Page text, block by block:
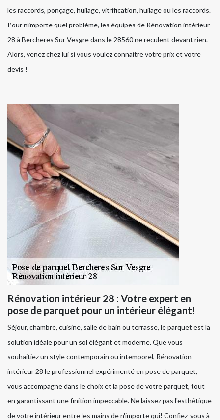
les raccords, ponçage, huilage, vitrification, huilage ou les raccords.
Pour n’importe quel problème, les équipes de Rénovation intérieur
28 à Bercheres Sur Vesgre dans le 28560 ne reculent devant rien.
Alors, venez chez lui si vous voulez connaitre votre prix et votre
devis !
Rénovation intérieur 28 : Votre expert en
pose de parquet pour un intérieur élégant!
Séjour, chambre, cuisine, salle de bain ou terrasse, le parquet est la
solution idéale pour un sol élégant et moderne. Que vous
souhaitiez un style contemporain ou intemporel, Rénovation
intérieur 28 le professionnel expérimenté en pose de parquet,
vous accompagne dans le choix et la pose de votre parquet, tout
en garantissant une finition impeccable. Ne laissez pas l'esthétique
de votre intérieur entre les mains de n'importe qui! Confiez-vous à